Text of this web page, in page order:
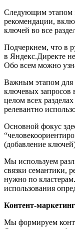
Следующим этапом
рекомендации,
ключей во все
Подчеркнем, что в
в Яндекс.Директе
Обо всем можно
Важным этапом для
ключевых запросов
целом всех
релевантно
Основной фокус
(добавление
Мы используем
связки семантики,
нужно по
использования
Контент-
Мы формируем